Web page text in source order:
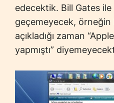
edecektik. Bill Gates
geçemeyecek, örneğin
açıkladığı zaman
yapmıştı”